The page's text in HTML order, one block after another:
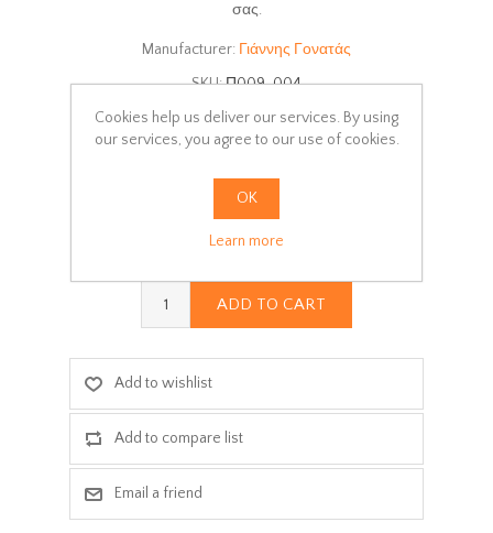
σας.
Manufacturer: Γιάννης Γονατάς
SKU:Π009-004
Delivery date:
ADD TO CART
Add to wishlist
Add to compare list
Email a friend
Cookies help us deliver our services. By using
our services, you agree to our use of cookies.
OK
Learn more